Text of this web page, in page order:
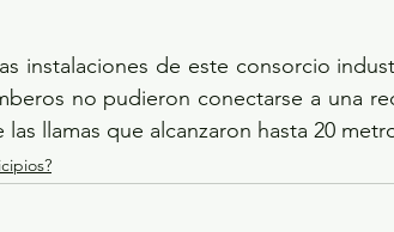
instalaciones de este consorcio
no pudieron conectarse a una
llamas que alcanzaron hasta 20